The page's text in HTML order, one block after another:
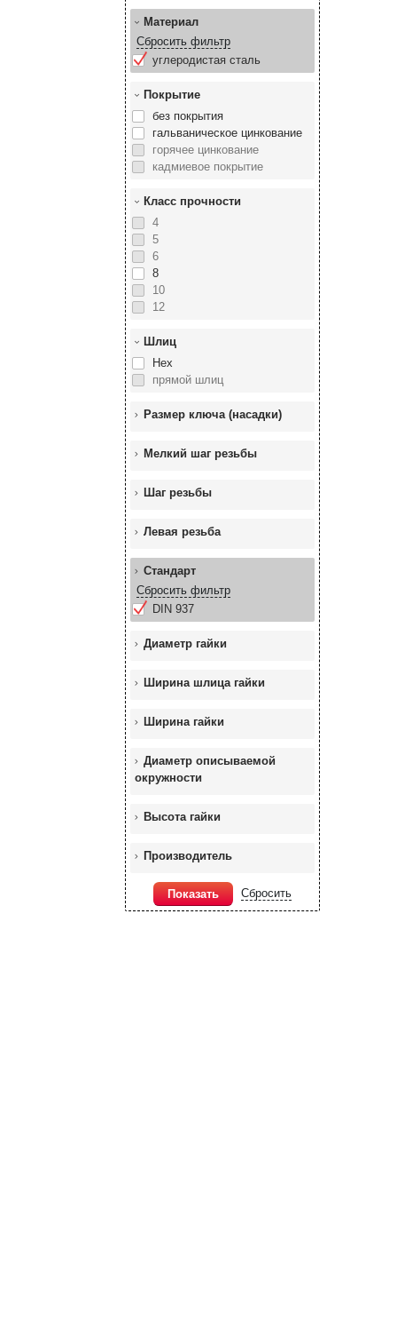
Материал
Сбросить фильтр
углеродистая сталь
Покрытие
без покрытия
гальваническое цинкование
горячее цинкование
кадмиевое покрытие
Класс прочности
4
5
6
8
10
12
Шлиц
Hex
прямой шлиц
Размер ключа (насадки)
Мелкий шаг резьбы
Шаг резьбы
Левая резьба
Стандарт
Сбросить фильтр
DIN 937
Диаметр гайки
Ширина шлица гайки
Ширина гайки
Диаметр описываемой
окружности
Высота гайки
Производитель
Показать Сбросить